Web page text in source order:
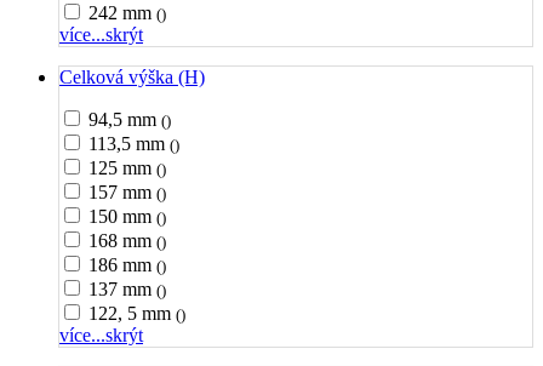
242 mm ()
více...skrýt
Celková výška (H)
94,5 mm ()
113,5 mm ()
125 mm ()
157 mm ()
150 mm ()
168 mm ()
186 mm ()
137 mm ()
122, 5 mm ()
více...skrýt